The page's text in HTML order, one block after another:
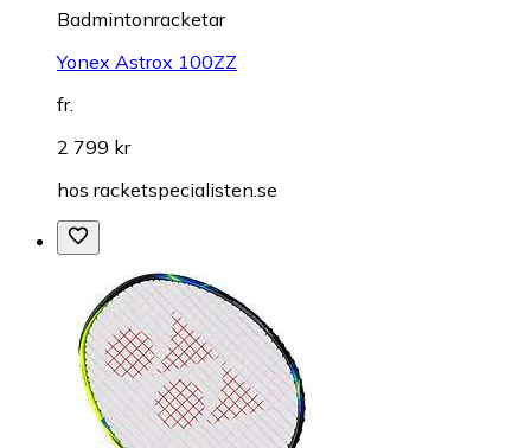
Badmintonracketar
Yonex Astrox 100ZZ
fr.
2 799 kr
hos racketspecialisten.se